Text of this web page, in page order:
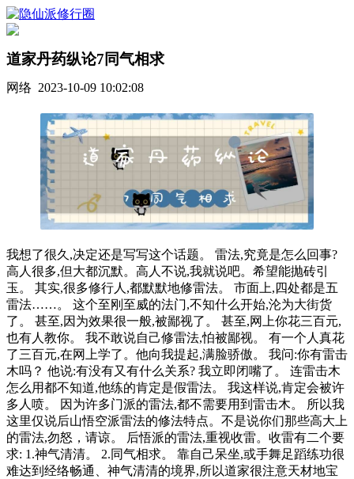
道家丹药纵论7同气相求
网络 2023-10-09 10:02:08
我想了很久,决定还是写写这个话题。 雷法,究竟是怎么回事?
高人很多,但大都沉默。高人不说,我就说吧。希望能抛砖引
玉。 其实,很多修行人,都默默地修雷法。 市面上,四处都是五
雷法……。 这个至刚至威的法门,不知什么开始,沦为大街货
了。 甚至,因为效果很一般,被鄙视了。 甚至,网上你花三百元,
也有人教你。 我不敢说自己修雷法,怕被鄙视。 有一个人真花
了三百元,在网上学了。他向我提起,满脸骄傲。 我问:你有雷击
木吗？ 他说:有没有又有什么关系? 我立即闭嘴了。 连雷击木
怎么用都不知道,他练的肯定是假雷法。 我这样说,肯定会被许
多人喷。 因为许多门派的雷法,都不需要用到雷击木。 所以我
这里仅说后山悟空派雷法的修法特点。不是说你们那些高大上
的雷法,勿怒，请谅。 后悟派的雷法,重视收雷。收雷有二个要
求: 1.神气清清。 2.同气相求。 靠自己呆坐,或手舞足蹈练功很
难达到经络畅通、神气清清的境界,所以道家很注意天材地宝